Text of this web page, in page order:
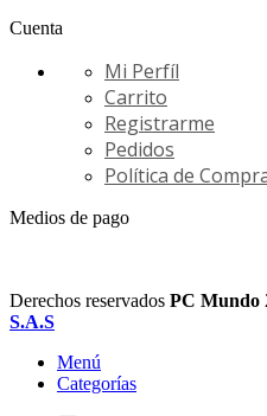
Cuenta
Mi Perfíl
Carrito
Registrarme
Pedidos
Política de
Medios de pago
Derechos reservados PC Mundo
S.A.S
Menú
Categorías